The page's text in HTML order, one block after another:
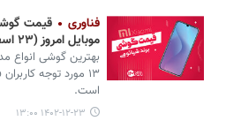
فناوری
قیمت
موبایل امروز (۲۳ اسفند)
است.
۱۴۰۲-۱۲-۲۳ ۱۳:۰۰